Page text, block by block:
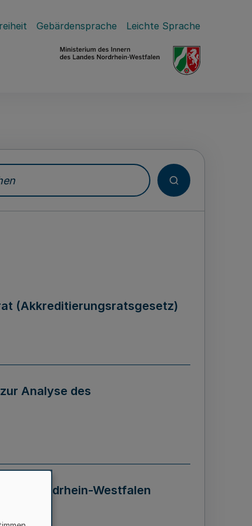
Gebärdensprache Leichte Sprache
(Akkreditierungsratsgesetz)
Analyse des
Nordrhein-Westfalen